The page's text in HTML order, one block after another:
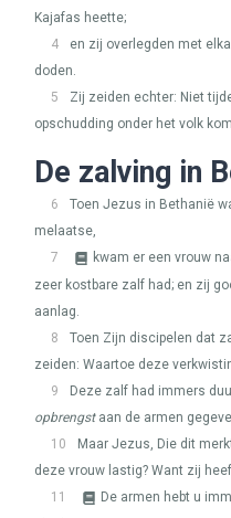
Kajafas heette;
4
en zij overlegden met
doden.
5
Zij zeiden echter: Niet
opschudding onder het volk
De zalving in
6
Toen Jezus in Bethanië
melaatse,
7
kwam er een vrouw
zeer kostbare zalf had; en zij
aanlag.
8
Toen Zijn discipelen dat
zeiden: Waartoe deze
9
Deze zalf had immers
opbrengstaan de armen
10
Maar Jezus, Die dit
deze vrouw lastig? Want zij
11
De armen hebt u